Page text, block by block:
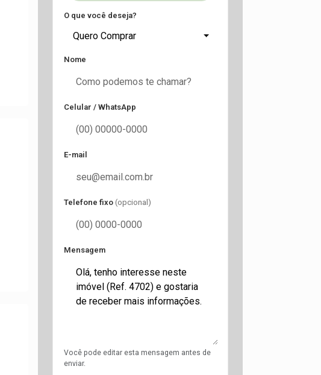
O que você deseja?
Quero Comprar
Nome
Celular / WhatsApp
E-mail
Telefone fixo (opcional)
Mensagem
Você pode editar esta mensagem antes de
enviar.